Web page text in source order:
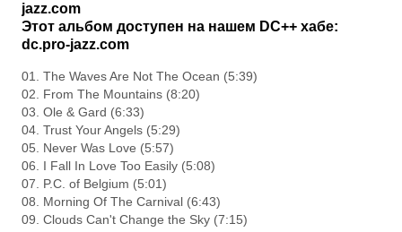
jazz.com
Этот альбом доступен на нашем DC++ хабе:
dc.pro-jazz.com
01. The Waves Are Not The Ocean (5:39)
02. From The Mountains (8:20)
03. Ole & Gard (6:33)
04. Trust Your Angels (5:29)
05. Never Was Love (5:57)
06. I Fall In Love Too Easily (5:08)
07. P.C. of Belgium (5:01)
08. Morning Of The Carnival (6:43)
09. Clouds Can't Change the Sky (7:15)